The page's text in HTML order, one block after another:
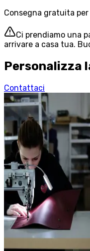
Consegna gratuita
Ci prendiamo una
arrivare a casa tua.
Personalizza
Contattaci